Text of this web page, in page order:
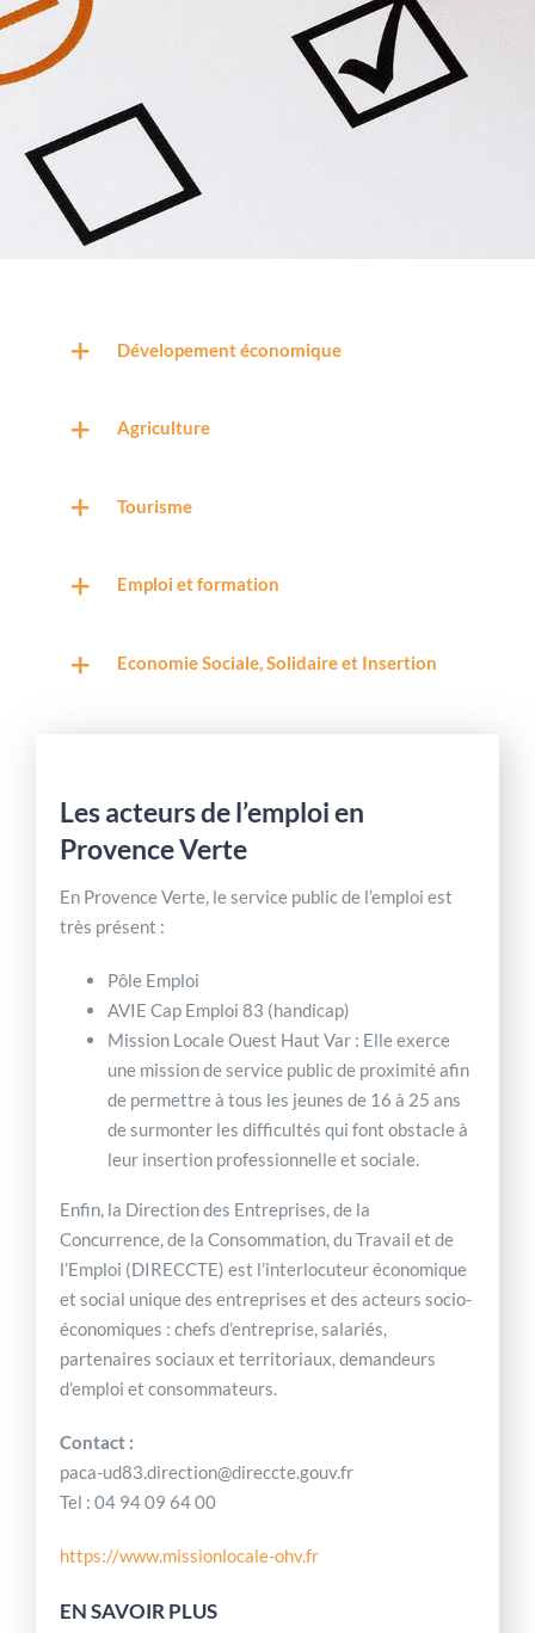
Dévelopement économique
Agriculture
Tourisme
Emploi et formation
Economie Sociale, Solidaire et Insertion
Les acteurs de l’emploi en
Provence Verte
En Provence Verte, le service public de l’emploi est
très présent :
Pôle Emploi
AVIE Cap Emploi 83 (handicap)
Mission Locale Ouest Haut Var : Elle exerce
une mission de service public de proximité afin
de permettre à tous les jeunes de 16 à 25 ans
de surmonter les difficultés qui font obstacle à
leur insertion professionnelle et sociale.
Enfin, la Direction des Entreprises, de la
Concurrence, de la Consommation, du Travail et de
l’Emploi (DIRECCTE) est l’interlocuteur économique
et social unique des entreprises et des acteurs socio-
économiques : chefs d’entreprise, salariés,
partenaires sociaux et territoriaux, demandeurs
d’emploi et consommateurs.
Contact :
paca-ud83.direction@direccte.gouv.fr
Tel : 04 94 09 64 00
https://www.missionlocale-ohv.fr
EN SAVOIR PLUS